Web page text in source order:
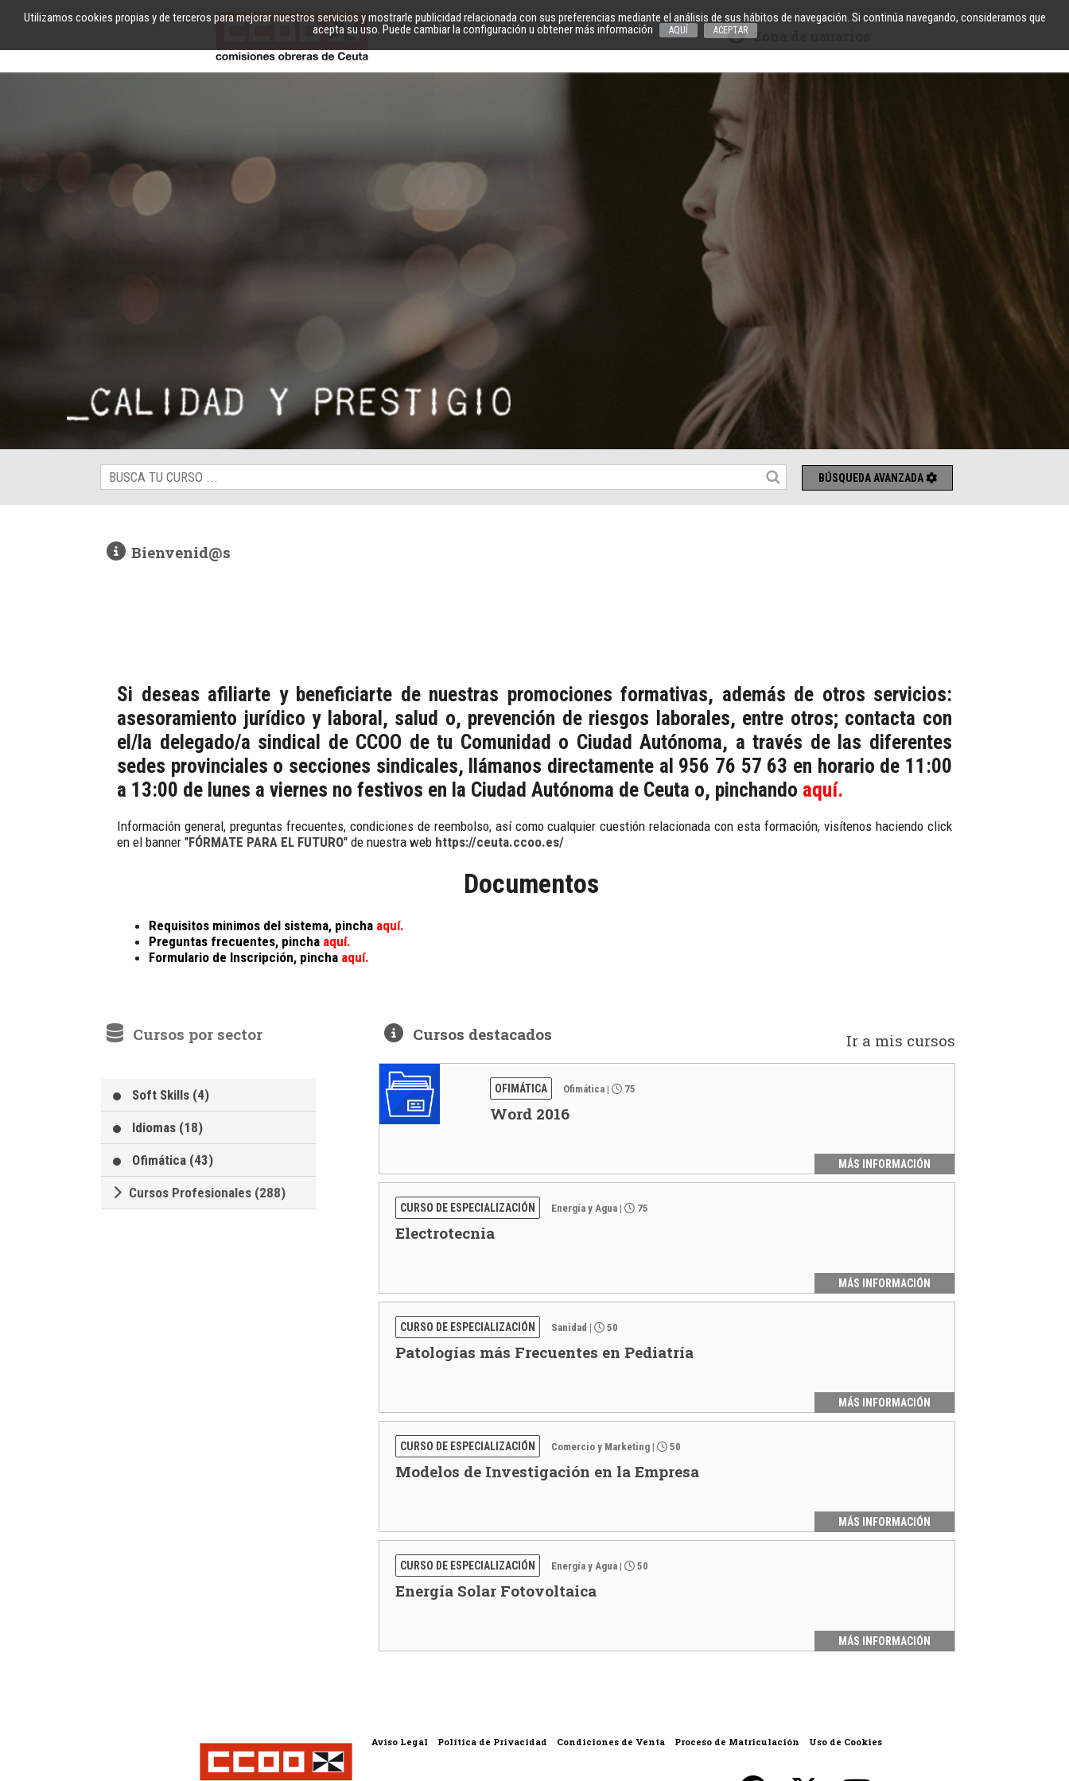
Utilizamos cookies propias y de terceros para mejorar nuestros servicios y mostrarle publicidad relacionada con sus preferencias mediante el análisis de sus hábitos de navegación. Si continúa navegando, consideramos que
acepta su uso. Puede cambiar la configuración u obtener más información
AQUÍ ACEPTAR Zona de usuarios
BÚSQUEDA AVANZADA
Bienvenid@s
Si deseas afiliarte y beneficiarte de nuestras promociones formativas, además de otros servicios:
asesoramiento jurídico y laboral, salud o, prevención de riesgos laborales, entre otros; contacta con
el/la delegado/a sindical de CCOO de tu Comunidad o Ciudad Autónoma, a través de las diferentes
sedes provinciales o secciones sindicales, llámanos directamente al 956 76 57 63 en horario de 11:00
a 13:00 de lunes a viernes no festivos en la Ciudad Autónoma de Ceuta o, pinchando aquí.
Información general, preguntas frecuentes, condiciones de reembolso, así como cualquier cuestión relacionada con esta formación, visítenos haciendo click
en el banner "FÓRMATE PARA EL FUTURO" de nuestra web https://ceuta.ccoo.es/
Documentos
Requisitos minimos del sistema, pincha aquí.
Preguntas frecuentes, pincha aquí.
Formulario de Inscripción, pincha aquí.
Cursos por sector
Soft Skills (4)
Idiomas (18)
Ofimática (43)
Cursos Profesionales (288)
Cursos destacados Ir a mis cursos
OFIMÁTICA Ofimática | 75
Word 2016
MÁS INFORMACIÓN
CURSO DE ESPECIALIZACIÓN Energía y Agua | 75
Electrotecnia
MÁS INFORMACIÓN
CURSO DE ESPECIALIZACIÓN Sanidad | 50
Patologías más Frecuentes en Pediatría
MÁS INFORMACIÓN
CURSO DE ESPECIALIZACIÓN Comercio y Marketing | 50
Modelos de Investigación en la Empresa
MÁS INFORMACIÓN
CURSO DE ESPECIALIZACIÓN Energía y Agua | 50
Energía Solar Fotovoltaica
MÁS INFORMACIÓN
Aviso Legal Política de Privacidad Condiciones de Venta Proceso de Matriculación Uso de Cookies